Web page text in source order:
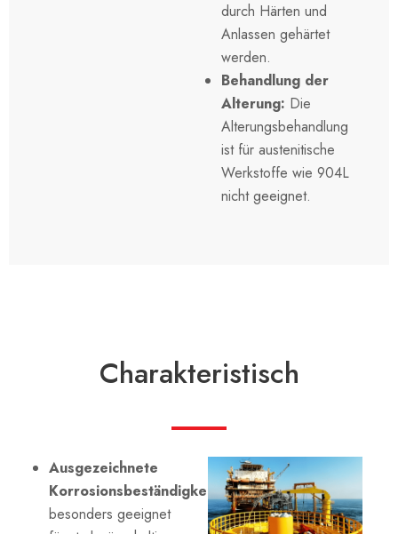
durch Härten und
Anlassen gehärtet
werden.
Behandlung der
Alterung: Die
Alterungsbehandlung
ist für austenitische
Werkstoffe wie 904L
nicht geeignet.
Charakteristisch
Ausgezeichnete
Korrosionsbeständigkeit:
besonders geeignet